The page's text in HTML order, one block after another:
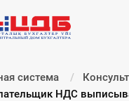
система
НДС